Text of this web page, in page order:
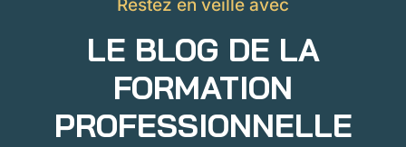
Restez en veille avec
LE BLOG DE LA
FORMATION
PROFESSIONNELLE